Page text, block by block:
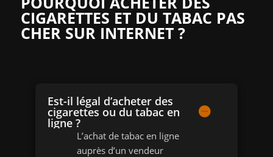
CIGARETTES ET DU TABAC PAS
CHER SUR INTERNET ?
Est-il légal d’acheter des
cigarettes ou du tabac en
ligne ?
L’achat de tabac en ligne
auprès d’un vendeur